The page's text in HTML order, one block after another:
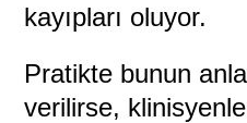
kayıpları oluyor.
Pratikte bunun
verilirse,